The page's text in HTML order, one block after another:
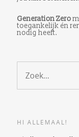
Generation Zero
toegankelijk én
nodig heeft.
HI ALLEMAAL!